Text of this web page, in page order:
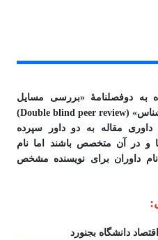
به دوفصلنامۀ «بررسی مسایل
اقتصاد ایران» از شیوۀ «دوسویه‌ناشناس» (Double blind peer review)
مقاله به دو داور سپرده
و در آن متخصص باشند اما نام
داوران برای نویسنده مشخص